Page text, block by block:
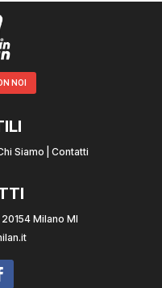
NOI
Siamo Contatti
Milano MI